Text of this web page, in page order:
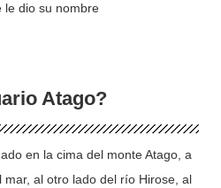
le dio su nombre
Atago?
en la cima del monte Atago, a
al otro lado del río Hirose, al